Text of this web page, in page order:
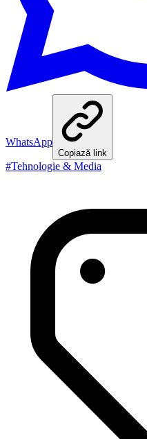
WhatsApp
Copiază link
#Tehnologie & Media